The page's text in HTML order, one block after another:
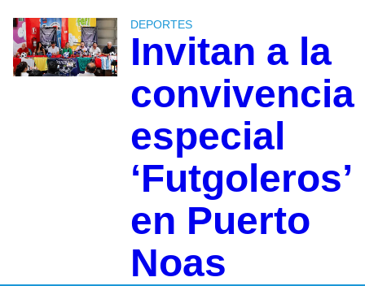
DEPORTES
Invitan a la
convivencia
especial
‘Futgoleros’
en Puerto
Noas